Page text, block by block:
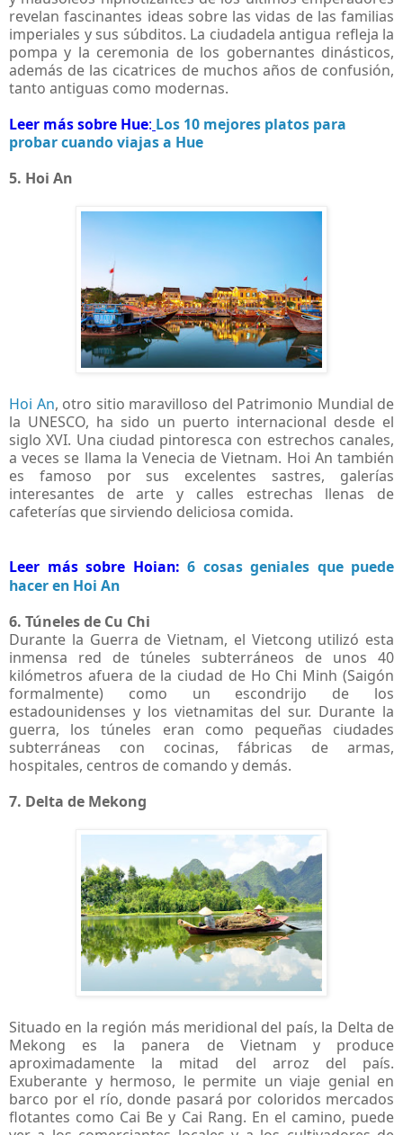
revelan fascinantes ideas sobre las vidas de las familias
imperiales y sus súbditos. La ciudadela antigua refleja la
pompa y la ceremonia de los gobernantes dinásticos,
además de las cicatrices de muchos años de confusión,
tanto antiguas como modernas.
Leer más sobre Hue: Los 10 mejores platos para
probar cuando viajas a Hue
5. Hoi An
Hoi An, otro sitio maravilloso del Patrimonio Mundial de
la UNESCO, ha sido un puerto internacional desde el
siglo XVI. Una ciudad pintoresca con estrechos canales,
a veces se llama la Venecia de Vietnam. Hoi An también
es famoso por sus excelentes sastres, galerías
interesantes de arte y calles estrechas llenas de
cafeterías que sirviendo deliciosa comida.
Leer más sobre Hoian: 6 cosas geniales que puede
hacer en Hoi An
6. Túneles de Cu Chi
Durante la Guerra de Vietnam, el Vietcong utilizó esta
inmensa red de túneles subterráneos de unos 40
kilómetros afuera de la ciudad de Ho Chi Minh (Saigón
formalmente) como un escondrijo de los
estadounidenses y los vietnamitas del sur. Durante la
guerra, los túneles eran como pequeñas ciudades
subterráneas con cocinas, fábricas de armas,
hospitales, centros de comando y demás.
7. Delta de Mekong
Situado en la región más meridional del país, la Delta de
Mekong es la panera de Vietnam y produce
aproximadamente la mitad del arroz del país.
Exuberante y hermoso, le permite un viaje genial en
barco por el río, donde pasará por coloridos mercados
flotantes como Cai Be y Cai Rang. En el camino, puede